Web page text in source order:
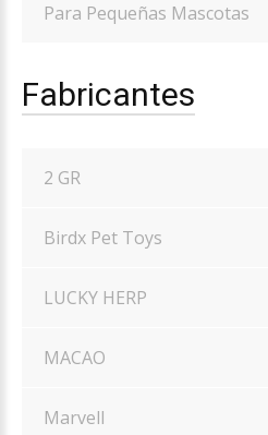
Para Pequeñas Mascotas
Fabricantes
2 GR
Birdx Pet Toys
LUCKY HERP
MACAO
Marvell